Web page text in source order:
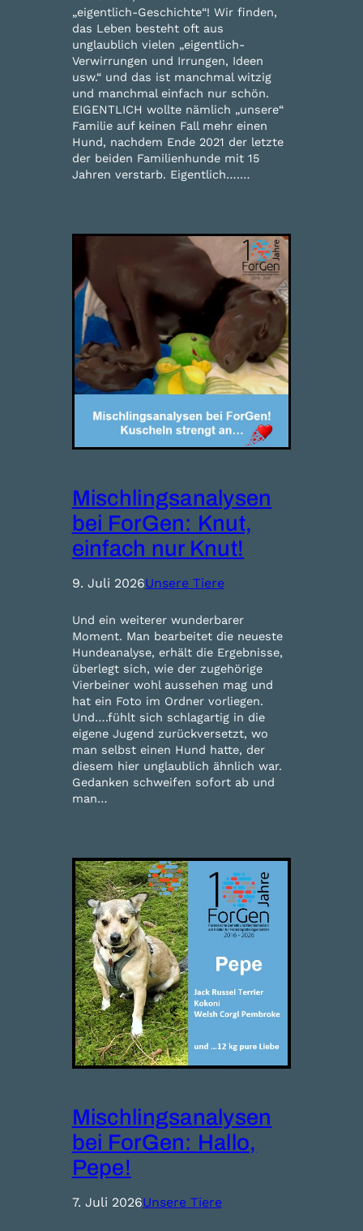
„eigentlich-Geschichte“! Wir finden,
das Leben besteht oft aus
unglaublich vielen „eigentlich-
Verwirrungen und Irrungen, Ideen
usw.“ und das ist manchmal witzig
und manchmal einfach nur schön.
EIGENTLICH wollte nämlich „unsere“
Familie auf keinen Fall mehr einen
Hund, nachdem Ende 2021 der letzte
der beiden Familienhunde mit 15
Jahren verstarb. Eigentlich….…
Mischlingsanalysen
bei ForGen: Knut,
einfach nur Knut!
9. Juli 2026Unsere Tiere
Und ein weiterer wunderbarer
Moment. Man bearbeitet die neueste
Hundeanalyse, erhält die Ergebnisse,
überlegt sich, wie der zugehörige
Vierbeiner wohl aussehen mag und
hat ein Foto im Ordner vorliegen.
Und….fühlt sich schlagartig in die
eigene Jugend zurückversetzt, wo
man selbst einen Hund hatte, der
diesem hier unglaublich ähnlich war.
Gedanken schweifen sofort ab und
man…
Mischlingsanalysen
bei ForGen: Hallo,
Pepe!
7. Juli 2026Unsere Tiere